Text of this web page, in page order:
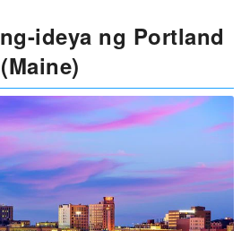
ideya ng Portland
(Maine)